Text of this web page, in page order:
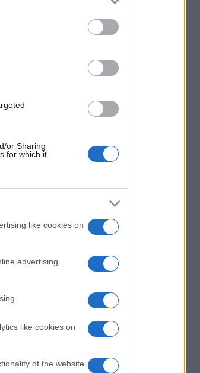
or Sharing
for which it
like cookies on
advertising
like cookies on
of the website
che lui
mossa
una
nel
ha